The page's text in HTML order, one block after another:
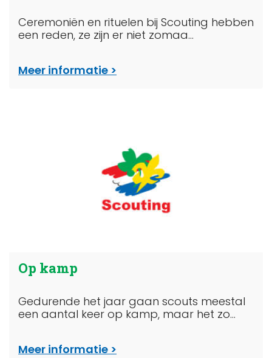
Ceremoniën en rituelen bij Scouting hebben
een reden, ze zijn er niet zomaa...
Meer informatie
Op kamp
Gedurende het jaar gaan scouts meestal
een aantal keer op kamp, maar het zo...
Meer informatie